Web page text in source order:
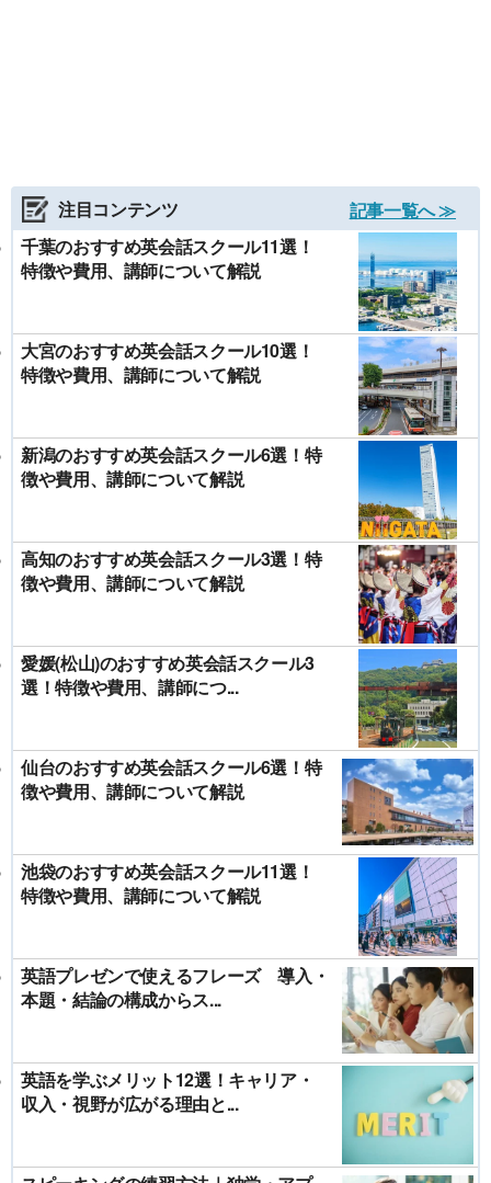
注目コンテンツ
記事一覧へ ≫
千葉のおすすめ英会話スクール11選！
特徴や費用、講師について解説
大宮のおすすめ英会話スクール10選！
特徴や費用、講師について解説
新潟のおすすめ英会話スクール6選！特
徴や費用、講師について解説
高知のおすすめ英会話スクール3選！特
徴や費用、講師について解説
愛媛(松山)のおすすめ英会話スクール3
選！特徴や費用、講師につ...
仙台のおすすめ英会話スクール6選！特
徴や費用、講師について解説
池袋のおすすめ英会話スクール11選！
特徴や費用、講師について解説
英語プレゼンで使えるフレーズ 導入・
本題・結論の構成からス...
英語を学ぶメリット12選！キャリア・
収入・視野が広がる理由と...